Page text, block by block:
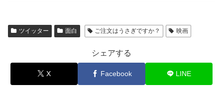
ツイッター 面白 ご注文はうさぎですか？ 映画
シェアする
X Facebook LINE